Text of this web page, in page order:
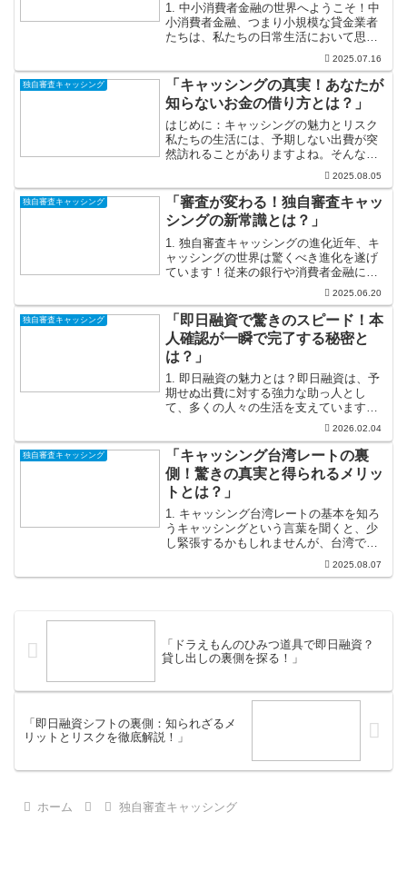
1. 中小消費者金融の世界へようこそ！中
小消費者金融、つまり小規模な貸金業者
たちは、私たちの日常生活において思い
がけない支えとなる存在です。急な出費
があったり、予期せぬトラブルに見舞わ
れたりすることは避けられませんが、そ
んなときに頼れるのが...
2025.07.16
独自審査キャッシング
「キャッシングの真実！あなたが
知らないお金の借り方とは？」
はじめに：キャッシングの魅力とリスク
私たちの生活には、予期しない出費が突
然訪れることがありますよね。そんな時
に心強い味方となるのがキャッシングで
す。「借金は悪」といったイメージは根
強いですが、実はキャッシングは正しく
利用すれば、あなたの生活...
2025.08.05
独自審査キャッシング
「審査が変わる！独自審査キャッ
シングの新常識とは？」
1. 独自審査キャッシングの進化近年、キ
ャッシングの世界は驚くべき進化を遂げ
ています！従来の銀行や消費者金融によ
る厳しい審査基準が見直され、利用者の
多様なニーズに応える柔軟な審査方法が
登場しました。これにより、経済の変動
やライフスタイルの変...
2025.06.20
独自審査キャッシング
「即日融資で驚きのスピード！本
人確認が一瞬で完了する秘密と
は？」
1. 即日融資の魅力とは？即日融資は、予
期せぬ出費に対する強力な助っ人とし
て、多くの人々の生活を支えています。
急な医療費や冠婚葬祭、車の修理代な
は多々ありますよね。そんな時に即日融
資があれば、心の不安を少...
2026.02.04
独自審査キャッシング
「キャッシング台湾レートの裏
側！驚きの真実と得られるメリッ
トとは？」
1. キャッシング台湾レートの基本を知ろ
うキャッシングという言葉を聞くと、少
し緊張するかもしれませんが、台湾での
キャッシングは実際には非常にシンプル
で便利な選択肢です。お金を借りるとい
2025.08.07
「ドラえもんのひみつ道具で即日融資？
貸し出しの裏側を探る！」
「即日融資シフトの裏側：知られざるメ
リットとリスクを徹底解説！」
ホーム 独自審査キャッシング